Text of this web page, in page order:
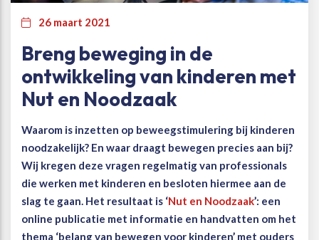
Breng beweging in de
ontwikkeling van kinderen met
Nut en Noodzaak
26 maart 2021
Waarom is inzetten op beweegstimulering bij kinderen
noodzakelijk? En waar draagt bewegen precies aan bij?
Wij kregen deze vragen regelmatig van professionals
die werken met kinderen en besloten hiermee aan de
slag te gaan. Het resultaat is ‘Nut en Noodzaak’: een
online publicatie met informatie en handvatten om het
thema ‘belang van bewegen voor kinderen’ met ouders
Kansengelijkheid
Esports, gaming en gamification
Alle thema’s
Persvoorlichting en Public Affairs